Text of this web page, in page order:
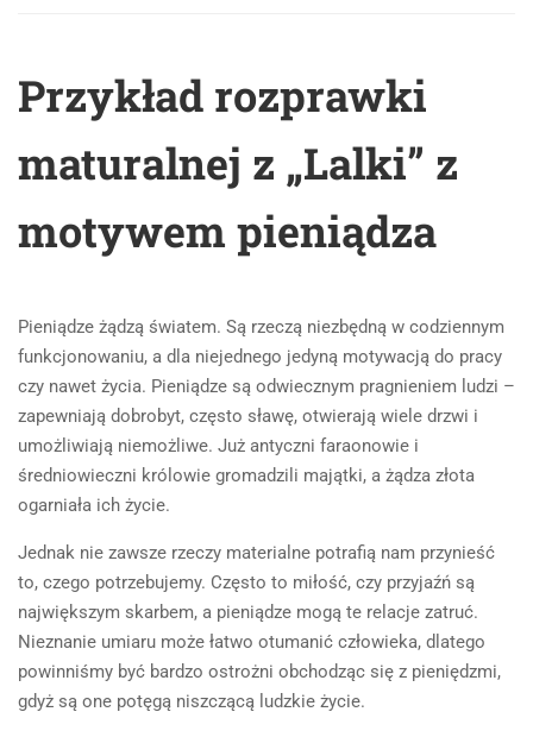
Przykład rozprawki
maturalnej z „Lalki” z
motywem pieniądza
Pieniądze żądzą światem. Są rzeczą niezbędną w codziennym
funkcjonowaniu, a dla niejednego jedyną motywacją do pracy
czy nawet życia. Pieniądze są odwiecznym pragnieniem ludzi –
zapewniają dobrobyt, często sławę, otwierają wiele drzwi i
umożliwiają niemożliwe. Już antyczni faraonowie i
średniowieczni królowie gromadzili majątki, a żądza złota
ogarniała ich życie.
Jednak nie zawsze rzeczy materialne potrafią nam przynieść
to, czego potrzebujemy. Często to miłość, czy przyjaźń są
największym skarbem, a pieniądze mogą te relacje zatruć.
Nieznanie umiaru może łatwo otumanić człowieka, dlatego
powinniśmy być bardzo ostrożni obchodząc się z pieniędzmi,
gdyż są one potęgą niszczącą ludzkie życie.